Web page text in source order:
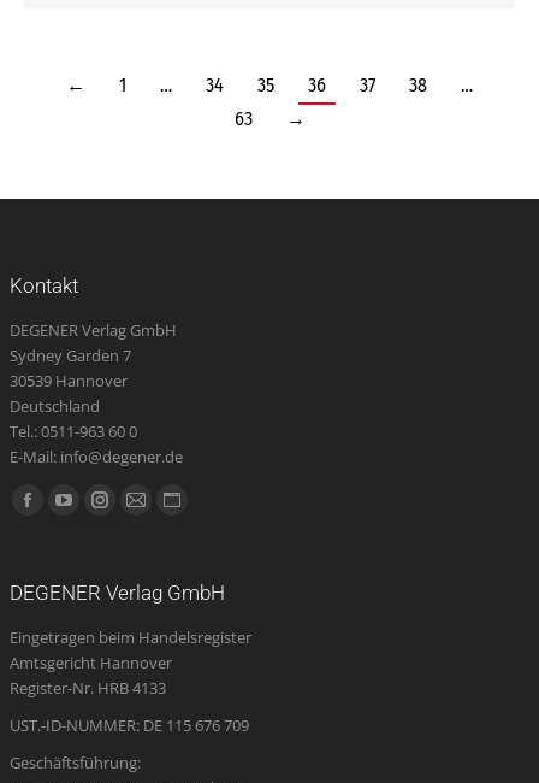
← 1 … 34 35 36 37 38
…
63
→
Kontakt
DEGENER Verlag GmbH
Sydney Garden 7
30539 Hannover
Deutschland
Tel.: 0511-963 60 0
E-Mail: info@degener.de
Finden Sie uns auf:
Facebook
new
window
YouTube
new
window
Instagram
new
window
E-
opens
in
new
Website
new
DEGENER Verlag GmbH
Eingetragen beim Handelsregister
Amtsgericht Hannover
Register-Nr. HRB 4133
UST.-ID-NUMMER: DE 115 676 709
Geschäftsführung: